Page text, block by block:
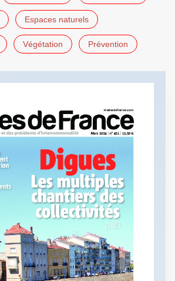
Espaces naturels
Végétation Prévention